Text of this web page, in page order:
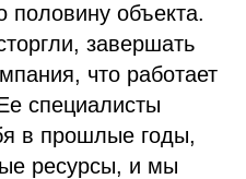
половину объекта.
завершать
что работает
специалисты
в прошлые годы,
ресурсы, и мы